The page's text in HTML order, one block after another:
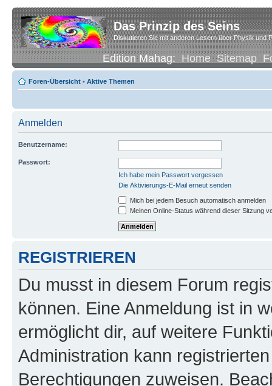
Das Prinzip des Seins
Diskutieren Sie mit anderen Lesern über Physik und
Edition Mahag:Home Sitemap
Foren-Übersicht • Aktive Themen
Anmelden
Benutzername:
Passwort:
Ich habe mein Passwort vergessen
Die Aktivierungs-E-Mail erneut senden
Mich bei jedem Besuch automatisch anmelden
Meinen Online-Status während dieser Sitzung
REGISTRIEREN
Du musst in diesem Forum
können. Eine Anmeldung ist in
ermöglicht dir, auf weitere
Administration kann
Berechtigungen zuweisen.